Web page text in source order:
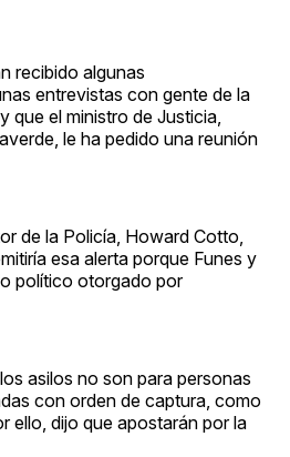
recibido algunas
entrevistas con gente de la
que el ministro de Justicia,
le ha pedido una reunión
de la Policía, Howard Cotto,
esa alerta porque Funes y
político otorgado por
asilos no son para personas
con orden de captura, como
ello, dijo que apostarán por la